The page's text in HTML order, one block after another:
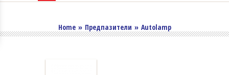
Home » Предпазители » Autolamp